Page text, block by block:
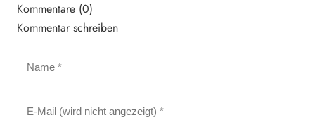
Kommentare (0)
Kommentar schreiben